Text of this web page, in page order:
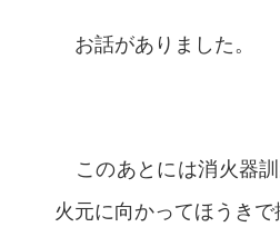
お話がありました。
このあとには消火器訓
火元に向かってほうきで